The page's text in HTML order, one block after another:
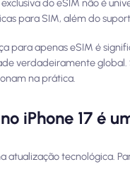
do eSIM não é
para SIM, além do
para apenas eSIM é
verdadeiramente global.
na prática.
iPhone 17 é
atualização tecnológica.